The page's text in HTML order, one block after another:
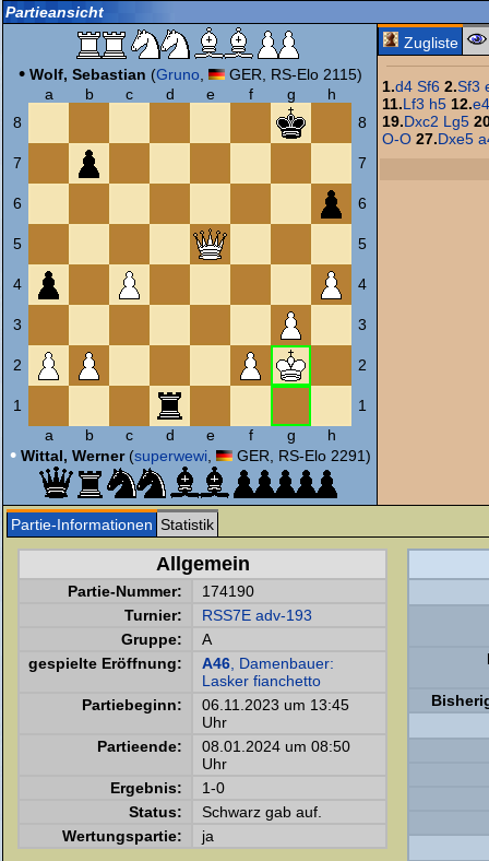
Partieansicht
• Wolf, Sebastian (Gruno
GER, RS-Elo 2115)
a
b c d e f g
h
8
8
7 7
6 6
5 5
4 4
3 3
2 2
1
1
a
b c d e f g h
• Wittal, Werner(superwewi, GER, RS-Elo 2291)
Zugliste
1.d4 Sf6 2.Sf3
11.Lf3 h5 12.e4
19.Dxc2 Lg5
O-O 27.Dxe5
Partie-Informationen Statistik
Allgemein
Partie-Nummer:
174190
Turnier:
RSS7E adv-193
Gruppe:
A
gespielte Eröffnung:
A46 , Damenbauer:
Lasker fianchetto
Partiebeginn:
06.11.2023 um 13:45
Uhr
Partieende:
08.01.2024 um 08:50
Uhr
Ergebnis:
1-0
Status:
Schwarz gab auf.
Wertungspartie:
ja